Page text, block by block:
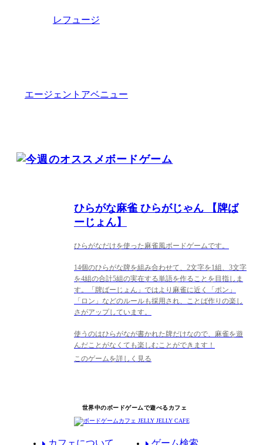
レフュージ
エージェントアベニュー
ひらがな麻雀 ひらがじゃん 【牌ば
ーじょん】
ひらがなだけを使った麻雀風ボードゲームです。
14個のひらがな牌を組み合わせて、2文字を1組、3文字
を4組の合計5組の実在する単語を作ることを目指しま
す。「牌ばーじょん」ではより麻雀に近く「ポン」
「ロン」などのルールも採用され、ことば作りの楽し
さがアップしています。
使うのはひらがなが書かれた牌だけなので、麻雀を遊
んだことがなくても楽しむことができます！
このゲームを詳しく見る
世界中のボードゲームで遊べるカフェ
カフェについて ゲーム検索